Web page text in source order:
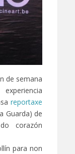
de semana
reportaxe
Guarda) de
corazón
para non